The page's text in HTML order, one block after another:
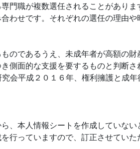
門職が複数選任されることがあり
わせです。それぞれの選任の理由
のであるうえ、未成年者が高額の
側面的な支援を要するものと判断
平成２０１６年、権利擁護と成
、本人情報シートを作成していな
行っていますので、訂正させていた